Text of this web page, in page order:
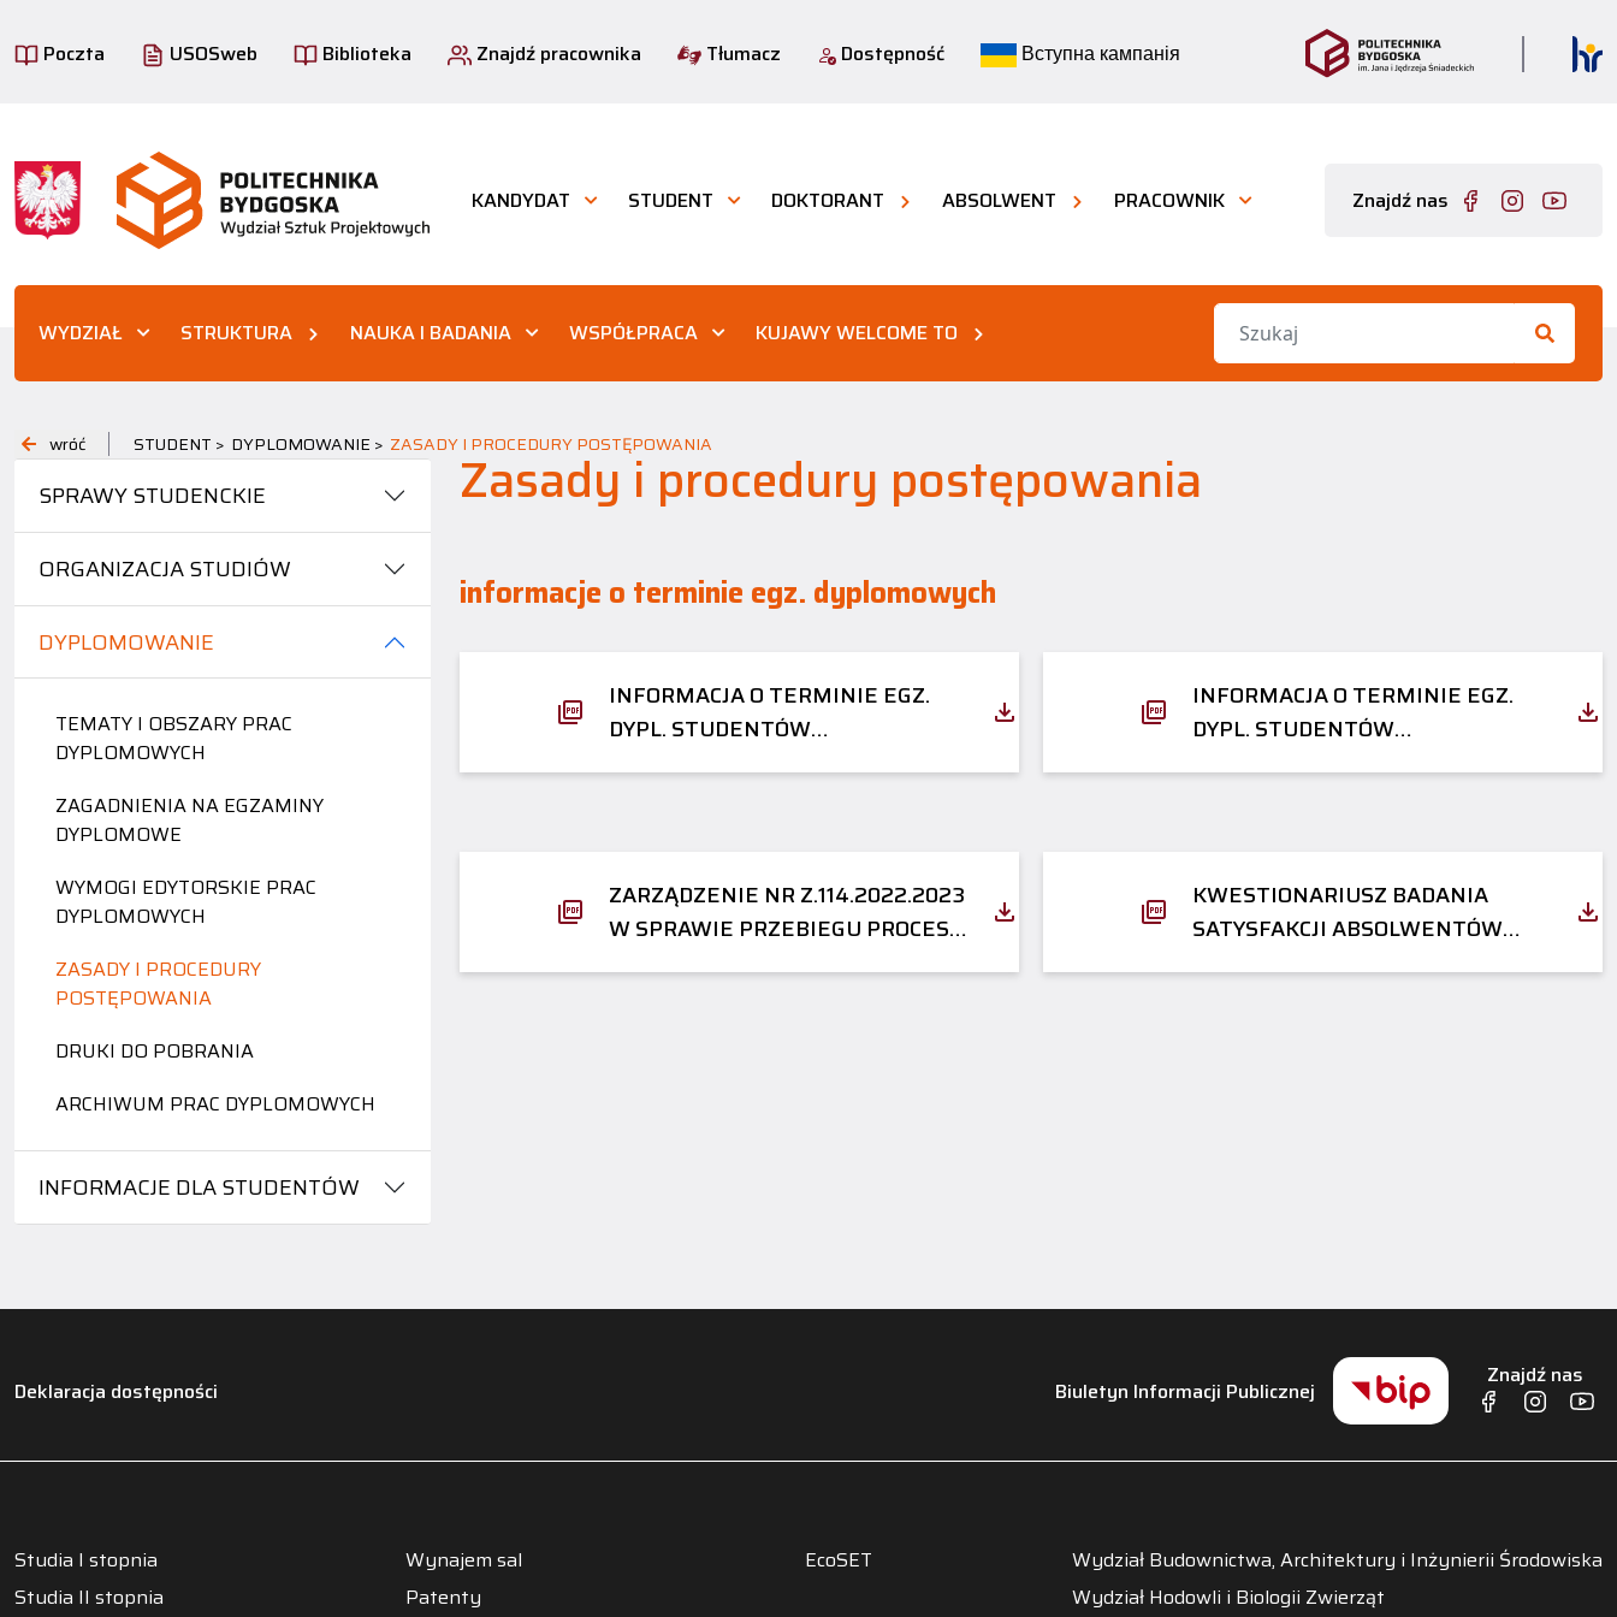
Poczta USOSweb Biblioteka Znajdź pracownika Tłumacz Dostępność Вступна кампанія
KANDYDAT STUDENT DOKTORANT ABSOLWENT PRACOWNIK Znajdź nas
WYDZIAŁ STRUKTURA NAUKA I BADANIA WSPÓŁPRACA KUJAWY WELCOME TO
wróć STUDENT > DYPLOMOWANIE > ZASADY I PROCEDURY POSTĘPOWANIA
SPRAWY STUDENCKIE
ORGANIZACJA STUDIÓW
DYPLOMOWANIE
TEMATY I OBSZARY PRAC
DYPLOMOWYCH
ZAGADNIENIA NA EGZAMINY
DYPLOMOWE
WYMOGI EDYTORSKIE PRAC
DYPLOMOWYCH
ZASADY I PROCEDURY
POSTĘPOWANIA
DRUKI DO POBRANIA
ARCHIWUM PRAC DYPLOMOWYCH
INFORMACJE DLA STUDENTÓW
Zasady i procedury postępowania
informacje o terminie egz. dyplomowych
INFORMACJA O TERMINIE EGZ.
DYPL. STUDENTÓW
INFORMACJA O TERMINIE EGZ.
DYPL. STUDENTÓW
ZARZĄDZENIE NR Z.114.2022.2023
W SPRAWIE PRZEBIEGU PROCESU
KWESTIONARIUSZ BADANIA
SATYSFAKCJI ABSOLWENTÓW
Deklaracja dostępności Biuletyn Informacji Publicznej
Znajdź nas
Studia I stopnia
Studia II stopnia
Wynajem sal
Patenty
EcoSET
Wydział Budownictwa, Architektury i Inżynierii Środowiska
Wydział Hodowli i Biologii Zwierząt